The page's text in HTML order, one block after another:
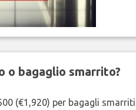
o bagaglio smarrito?
(€1,920) per bagagli